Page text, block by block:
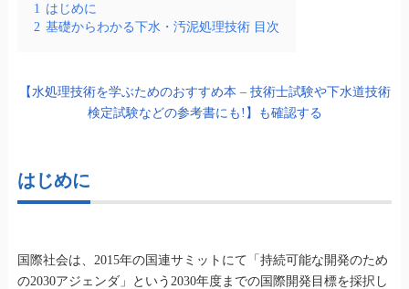
1 はじめに
2 基礎からわかる下水・汚泥処理技術 目次
【水処理技術を学ぶためのおすすめ本 – 技術士試験や下水道技術
検定試験などの参考書にも!】も確認する
はじめに
国際社会は、2015年の国連サミットにて「持続可能な開発のため
の2030アジェンダ」という2030年度までの国際開発目標を採択し